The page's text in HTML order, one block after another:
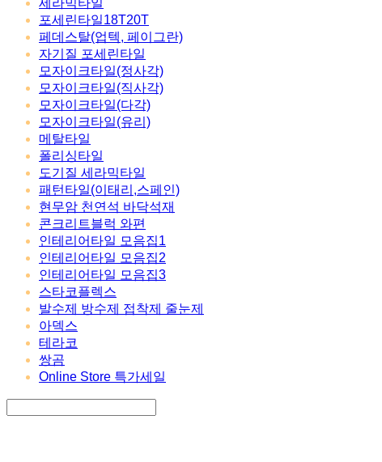
세라믹타일
포세린타일18T20T
페데스탈(업텍, 페이그란)
자기질 포세린타일
모자이크타일(정사각)
모자이크타일(직사각)
모자이크타일(다각)
모자이크타일(유리)
메탈타일
폴리싱타일
도기질 세라믹타일
패턴타일(이태리,스페인)
현무암 천연석 바닥석재
콘크리트블럭 와편
인테리어타일 모음집1
인테리어타일 모음집2
인테리어타일 모음집3
스타코플렉스
발수제 방수제 접착제 줄눈제
아덱스
테라코
쌍곰
Online Store 특가세일